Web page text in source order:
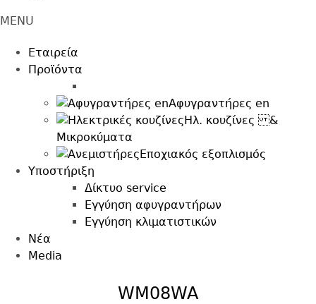
MENU
Main
navigation
Εταιρεία
Προϊόντα
Αφυγραντήρες en
Ηλ. κουζίνες &
Μικροκύματα
Εποχιακός εξοπλισμός
Υποστήριξη
Δίκτυο service
Εγγύηση αφυγραντήρων
Εγγύηση κλιματιστικών
Nέα
Media
WM08WA